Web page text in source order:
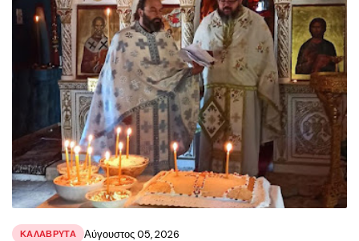
ΚΑΛΑΒΡΥΤΑ Αύγουστος 05, 2026